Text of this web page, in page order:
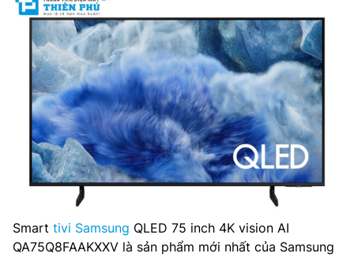
Smart tivi Samsung QLED 75 inch 4K vision AI
QA75Q8FAAKXXV là sản phẩm mới nhất của Samsung